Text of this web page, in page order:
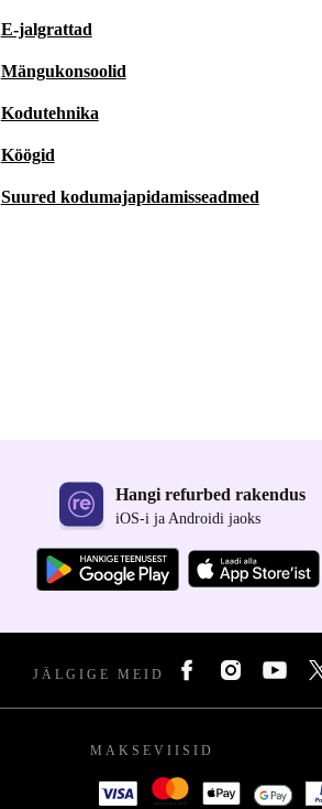
E-jalgrattad
Mängukonsoolid
Kodutehnika
Köögid
Suured kodumajapidamisseadmed
Hangi refurbed rakendus
iOS-i ja Androidi jaoks
JÄLGIGE MEID
MAKSEVIISID